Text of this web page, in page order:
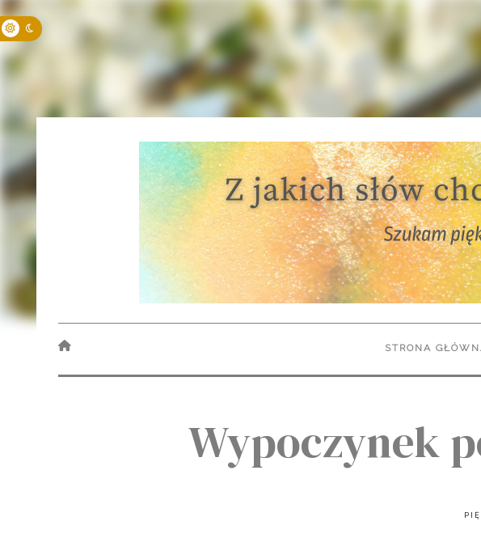
STRONA
Wypoczynek